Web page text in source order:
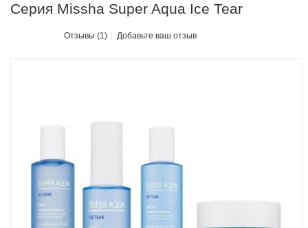
Серия Missha Super Aqua Ice Tear
Отзывы (1) Добавьте ваш отзыв